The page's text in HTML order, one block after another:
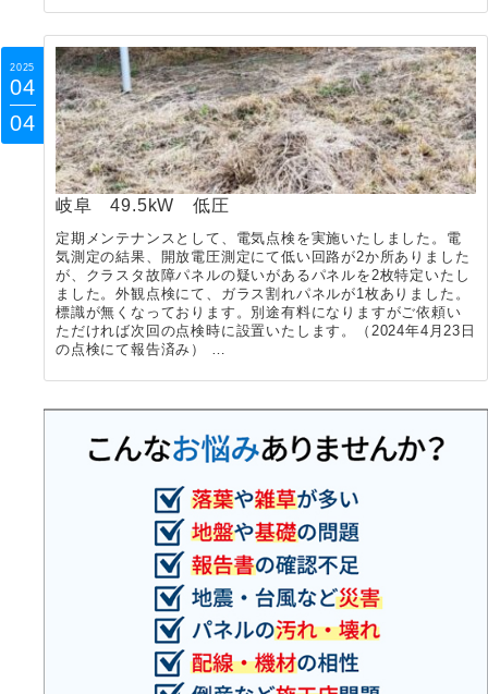
2025
04
04
岐阜 49.5kW 低圧
定期メンテナンスとして、電気点検を実施いたしました。電
気測定の結果、開放電圧測定にて低い回路が2か所ありました
が、クラスタ故障パネルの疑いがあるパネルを2枚特定いたし
ました。外観点検にて、ガラス割れパネルが1枚ありました。
標識が無くなっております。別途有料になりますがご依頼い
ただければ次回の点検時に設置いたします。（2024年4月23日
の点検にて報告済み） …